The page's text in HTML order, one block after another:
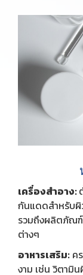
เครื่องสำอาง:
กันแดดสำหรับผิ
รวมถึงผลิตภัณ
ต่างๆ
อาหารเสริม: ค
งาม เช่น วิตามิ